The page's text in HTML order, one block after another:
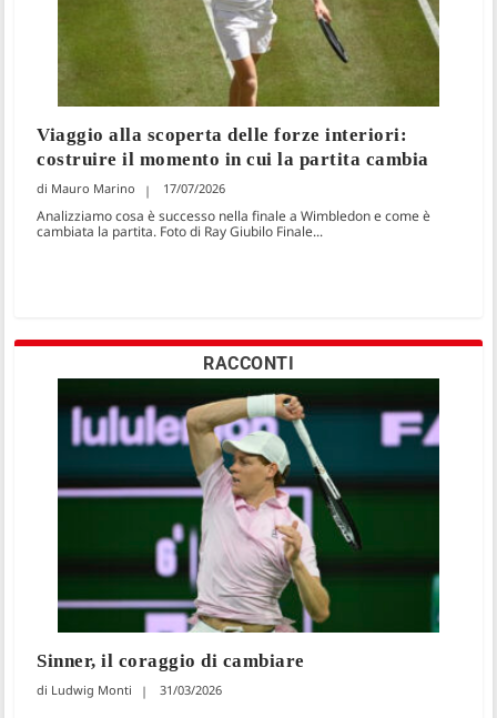
Viaggio alla scoperta delle forze interiori:
costruire il momento in cui la partita cambia
Mauro Marino 17/07/2026
Analizziamo cosa è successo nella finale a Wimbledon e come è
cambiata la partita. Foto di Ray Giubilo Finale...
RACCONTI
Sinner, il coraggio di cambiare
Ludwig Monti 31/03/2026